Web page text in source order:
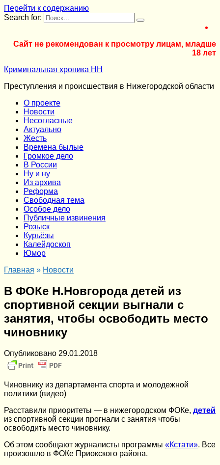
Перейти к содержанию
Search for:
Сайт не рекомендован к просмотру лицам, младше
18 лет
Криминальная хроника НН
Преступления и происшествия в Нижегородской области
О проекте
Новости
Несогласные
Актуально
Жесть
Времена былые
Громкое дело
В России
Ну и ну
Из архива
Реформа
Cвободная тема
Особое дело
Публичные извинения
Розыск
Курьёзы
Калейдоскоп
Юмор
Главная » Новости
В ФОКе Н.Новгорода детей из
спортивной секции выгнали с
занятия, чтобы освободить место
чиновнику
Опубликовано 29.01.2018
Чиновнику из департамента спорта и молодежной
политики (видео)
Расставили приоритеты — в нижегородском ФОКе, детей
из спортивной секции прогнали с занятия чтобы
освободить место чиновнику.
Об этом сообщают журналисты программы «Кстати». Все
произошло в ФОКе Приокского района.